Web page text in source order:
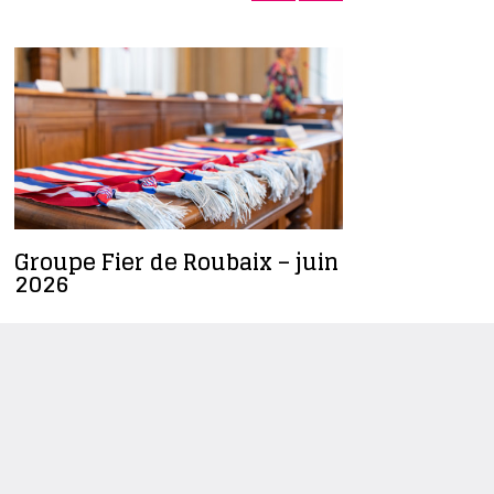
Groupe Fier de Roubaix – juin
2026